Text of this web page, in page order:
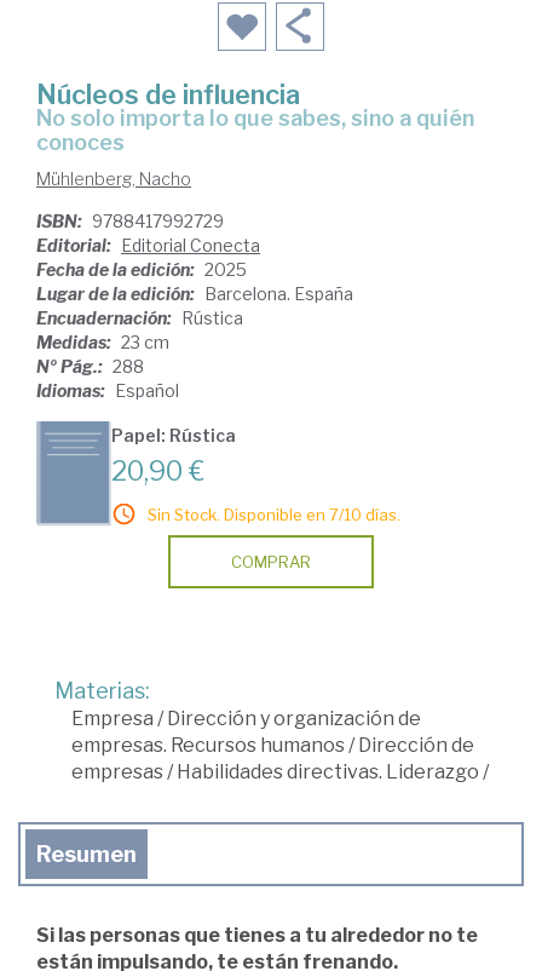
Núcleos de influencia
No solo importa lo que sabes, sino a quién
conoces
Mühlenberg, Nacho
ISBN: 9788417992729
Editorial: Editorial Conecta
Fecha de la edición: 2025
Lugar de la edición: Barcelona. España
Encuadernación: Rústica
Medidas: 23 cm
Nº Pág.: 288
Idiomas: Español
Papel: Rústica
20,90 €
Sin Stock. Disponible en 7/10 días.
COMPRAR
Materias:
Empresa /Dirección y organización de
empresas. Recursos humanos/Dirección de
empresas/Habilidades directivas. Liderazgo /
Resumen
Si las personas que tienes a tu alrededor no te
están impulsando, te están frenando.